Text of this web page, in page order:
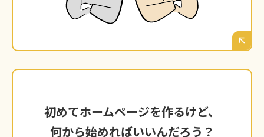
選べばいいのか、自社に合うパートナーがどこ
なのか、判断するのはとても難しいですよね。
初めてホームページを作るけど、
何から始めればいいんだろう？
何から始めればいいんだろう？